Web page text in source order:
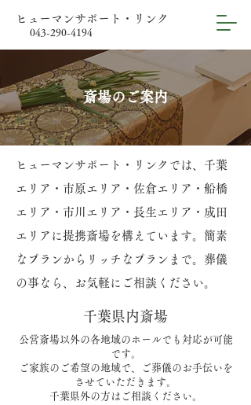
ヒューマンサポート・リンク
043-290-4194
斎場のご案内
ヒューマンサポート・リンクでは、千葉
エリア・市原エリア・佐倉エリア・船橋
エリア・市川エリア・長生エリア・成田
エリアに提携斎場を構えています。簡素
なプランからリッチなプランまで。葬儀
の事なら、お気軽にご相談ください。
千葉県内斎場
公営斎場以外の各地域のホールでも対応が可能
です。
ご家族のご希望の地域で、ご葬儀のお手伝いを
させていただきます。
千葉県外の方はご相談ください。